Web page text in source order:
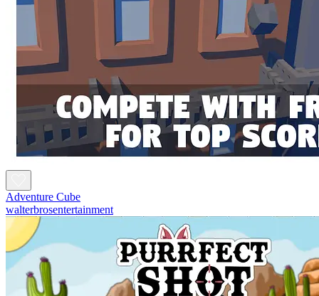
Adventure Cube
walterbrosentertainment